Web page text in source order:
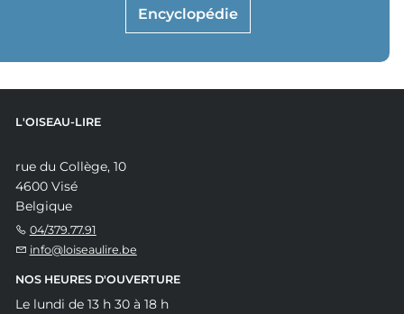
Encyclopédie
L'OISEAU-LIRE
rue du Collège, 10
4600 Visé
Belgique
04/379.77.91
info@loiseaulire.be
NOS HEURES D'OUVERTURE
Le lundi de 13 h 30 à 18 h